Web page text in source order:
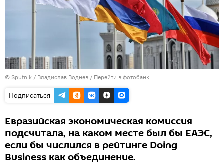
© Sputnik / Владислав Воднев / Перейти в фотобанк
Подписаться
Евразийская экономическая комиссия
подсчитала, на каком месте был бы ЕАЭС,
если бы числился в рейтинге Doing
Business как объединение.